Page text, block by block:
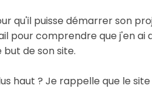
qu'il puisse démarrer son
pour comprendre que j'en ai
de son site.
haut ? Je rappelle que le